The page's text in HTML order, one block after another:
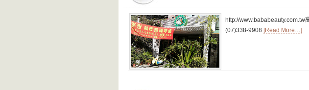
http://
(07)338-9908 [Read More…]